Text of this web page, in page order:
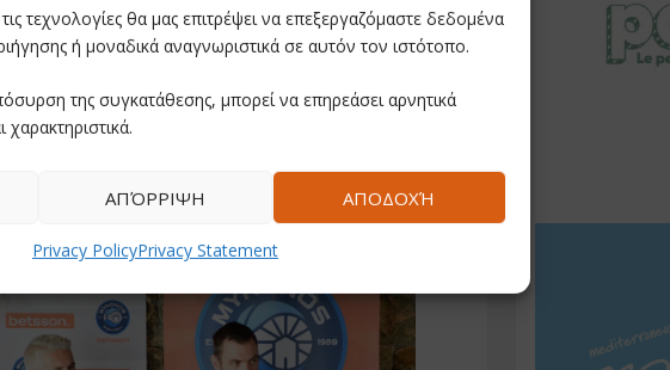
τεχνολογίες θα μας επιτρέψει να επεξεργαζόμαστε δεδομένα
ή μοναδικά αναγνωριστικά σε αυτόν τον ιστότοπο.
της συγκατάθεσης, μπορεί να επηρεάσει αρνητικά
χαρακτηριστικά.
ΑΠΟΔΟΧΉ
ΑΠΌΡΡΙΨΗ
Privacy PolicyPrivacy Statement